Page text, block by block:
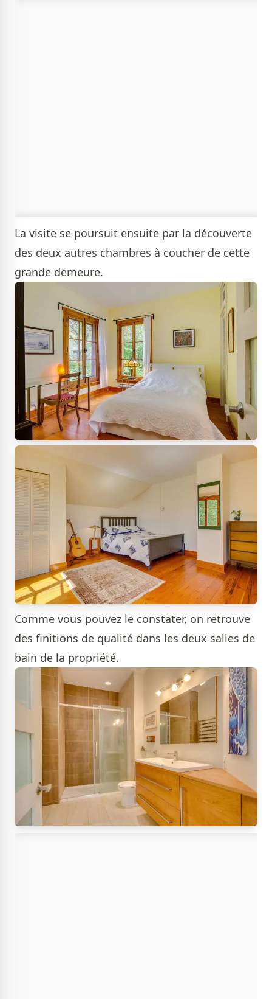
La visite se poursuit ensuite par la découverte
des deux autres chambres à coucher de cette
grande demeure.
Comme vous pouvez le constater, on retrouve
des finitions de qualité dans les deux salles de
bain de la propriété.